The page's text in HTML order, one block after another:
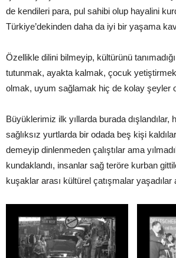
de kendileri para, pul sahibi olup hayalini
Türkiye’dekinden daha da iyi bir yaşama
Özellikle dilini bilmeyip, kültürünü
tutunmak, ayakta kalmak, çocuk
olmak, uyum sağlamak hiç de kolay şeyler
Büyüklerimiz ilk yıllarda burada dışlandılar,
sağlıksız yurtlarda bir odada beş kişi
demeyip dinlenmeden çalıştılar ama
kundaklandı, insanlar sağ teröre kurban
kuşaklar arası kültürel çatışmalar